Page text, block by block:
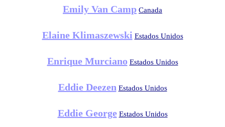
Emily Van Camp Canada
Elaine Klimaszewski Estados Unidos
Enrique Murciano Estados Unidos
Eddie Deezen Estados Unidos
Eddie George Estados Unidos